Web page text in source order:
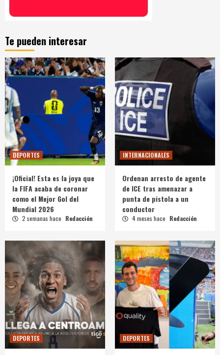
Te pueden interesar
DEPORTES
¡Oficial! Esta es la joya que
la FIFA acaba de coronar
como el Mejor Gol del
Mundial 2026
2 semanas hace Redacción
INTERNACIONALES
Ordenan arresto de agente
de ICE tras amenazar a
punta de pistola a un
conductor
4 meses hace Redacción
DEPORTES DEPORTES